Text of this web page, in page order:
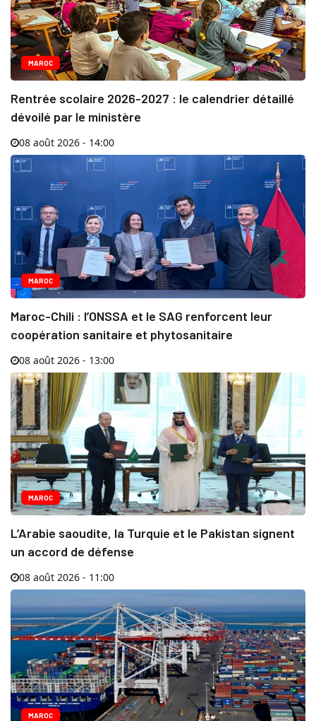
MAROC
Rentrée scolaire 2026-2027 : le calendrier détaillé
dévoilé par le ministère
08 août 2026 - 14:00
MAROC
Maroc-Chili : l’ONSSA et le SAG renforcent leur
coopération sanitaire et phytosanitaire
08 août 2026 - 13:00
MAROC
L’Arabie saoudite, la Turquie et le Pakistan signent
un accord de défense
08 août 2026 - 11:00
MAROC